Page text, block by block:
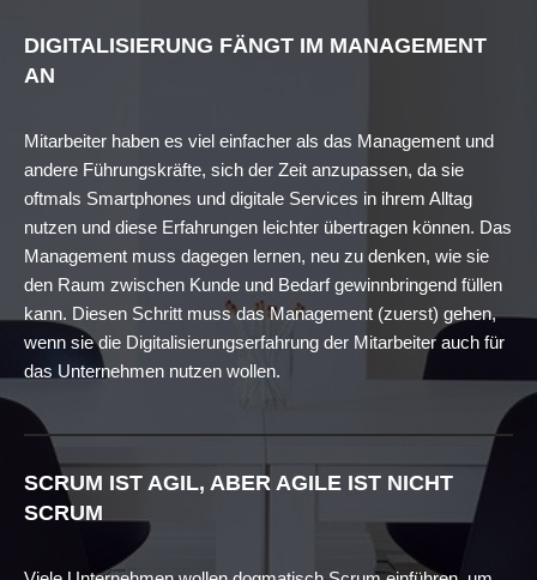
DIGITALISIERUNG FÄNGT IM MANAGEMENT
AN
Mitarbeiter haben es viel einfacher als das Management und
andere Führungskräfte, sich der Zeit anzupassen, da sie
oftmals Smartphones und digitale Services in ihrem Alltag
nutzen und diese Erfahrungen leichter übertragen können. Das
Management muss dagegen lernen, neu zu denken, wie sie
den Raum zwischen Kunde und Bedarf gewinnbringend füllen
kann. Diesen Schritt muss das Management (zuerst) gehen,
wenn sie die Digitalisierungserfahrung der Mitarbeiter auch für
das Unternehmen nutzen wollen.
SCRUM IST AGIL, ABER AGILE IST NICHT
SCRUM